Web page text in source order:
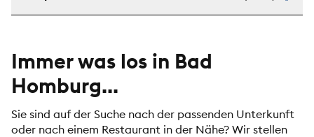
Immer was los in Bad
Homburg...
Sie sind auf der Suche nach der passenden Unterkunft
oder nach einem Restaurant in der Nähe? Wir stellen